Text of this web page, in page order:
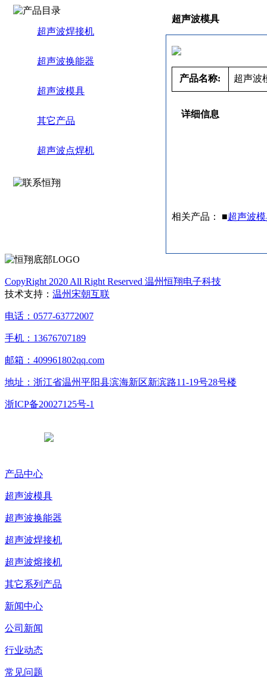
超声波焊接机
超声波换能器
超声波模具
其它产品
超声波点焊机
超声波模具
产品名称: 超声波
详细信息
相关产品： ■超声波
CopyRight 2020 All Right Reserved 温州恒翔电子科技
技术支持： 温州宋朝互联
电话：0577-63772007
手机：13676707189
邮箱：409961802qq.com
地址：浙江省温州平阳县滨海新区新滨路11-19号28号楼
浙ICP备20027125号-1
产品中心
超声波模具
超声波换能器
超声波焊接机
超声波熔接机
其它系列产品
新闻中心
公司新闻
行业动态
常见问题